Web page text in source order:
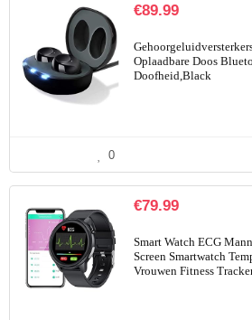
€89.99
Oplaadbare Doos
Doofheid,Black
0
€79.99
Smart Watch ECG
Screen Smartwatch
Vrouwen Fitness